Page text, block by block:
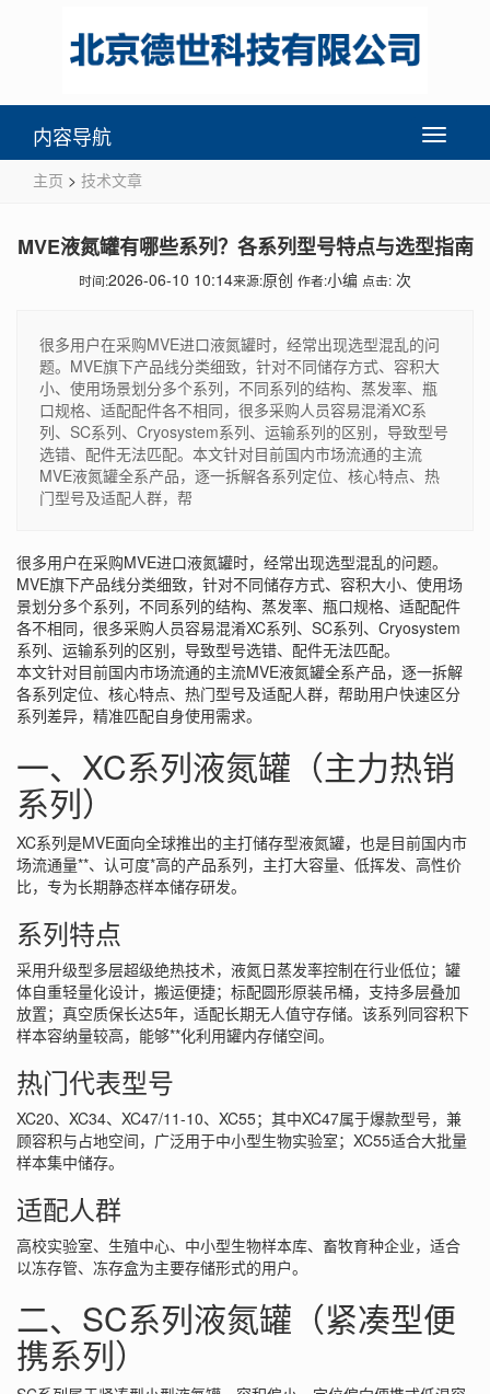
Toggle
内容导航
主页 > 技术文章
MVE液氮罐有哪些系列？各系列型号特点与选型指南
时间:2026-06-10 10:14来源:原创 作者:小编 点击: 次
很多用户在采购MVE进口液氮罐时，经常出现选型混乱的问
题。MVE旗下产品线分类细致，针对不同储存方式、容积大
小、使用场景划分多个系列，不同系列的结构、蒸发率、瓶
口规格、适配配件各不相同，很多采购人员容易混淆XC系
列、SC系列、Cryosystem系列、运输系列的区别，导致型号
选错、配件无法匹配。本文针对目前国内市场流通的主流
MVE液氮罐全系产品，逐一拆解各系列定位、核心特点、热
门型号及适配人群，帮
很多用户在采购MVE进口液氮罐时，经常出现选型混乱的问题。
MVE旗下产品线分类细致，针对不同储存方式、容积大小、使用场
景划分多个系列，不同系列的结构、蒸发率、瓶口规格、适配配件
各不相同，很多采购人员容易混淆XC系列、SC系列、Cryosystem
系列、运输系列的区别，导致型号选错、配件无法匹配。
本文针对目前国内市场流通的主流MVE液氮罐全系产品，逐一拆解
各系列定位、核心特点、热门型号及适配人群，帮助用户快速区分
系列差异，精准匹配自身使用需求。
一、XC系列液氮罐（主力热销
系列）
XC系列是MVE面向全球推出的主打储存型液氮罐，也是目前国内市
场流通量**、认可度*高的产品系列，主打大容量、低挥发、高性价
比，专为长期静态样本储存研发。
系列特点
采用升级型多层超级绝热技术，液氮日蒸发率控制在行业低位；罐
体自重轻量化设计，搬运便捷；标配圆形原装吊桶，支持多层叠加
放置；真空质保长达5年，适配长期无人值守存储。该系列同容积下
样本容纳量较高，能够**化利用罐内存储空间。
热门代表型号
XC20、XC34、XC47/11-10、XC55；其中XC47属于爆款型号，兼
顾容积与占地空间，广泛用于中小型生物实验室；XC55适合大批量
样本集中储存。
适配人群
高校实验室、生殖中心、中小型生物样本库、畜牧育种企业，适合
以冻存管、冻存盒为主要存储形式的用户。
二、SC系列液氮罐（紧凑型便
携系列）